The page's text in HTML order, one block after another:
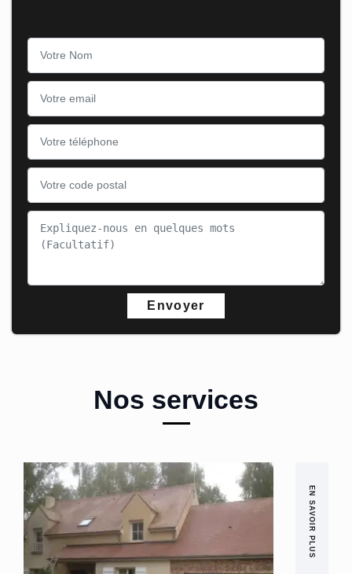
Nos services
EN SAVOIR PLUS